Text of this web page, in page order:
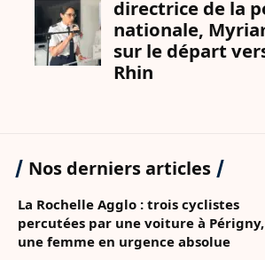
Nos derniers articles
La Rochelle Agglo : trois cyclistes
percutées par une voiture à Périgny,
une femme en urgence absolue